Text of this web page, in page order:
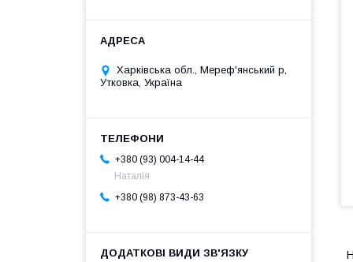
Харківська обл., Мереф'янський р,
Утковка, Україна
+380 (93) 004-14-44
Наталія
+380 (98) 873-43-63